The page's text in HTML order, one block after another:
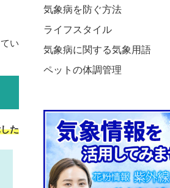
い
た
気象病を防ぐ方法
ライフスタイル
気象病に関する気象用語
ペットの体調管理